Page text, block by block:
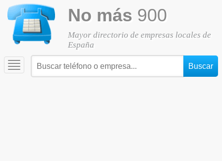
No más 900
Mayor directorio de empresas locales de
España
Toggle
navigation